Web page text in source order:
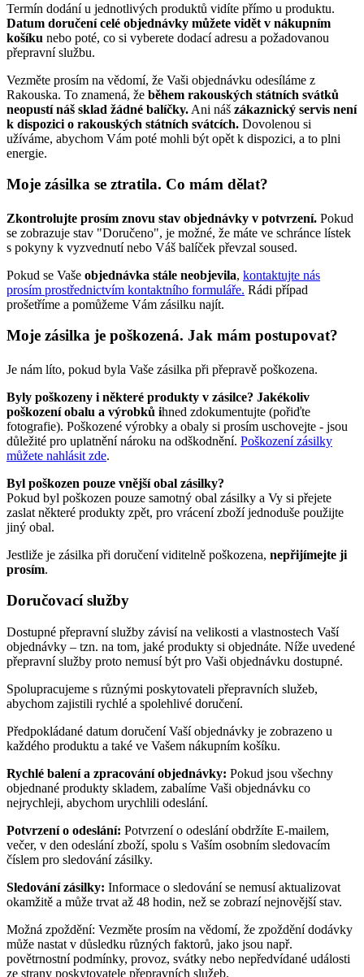
Termín dodání u jednotlivých produktů vidíte přímo u produktu.
Datum doručení celé objednávky můžete vidět v nákupním
košíku nebo poté, co si vyberete dodací adresu a požadovanou
přepravní službu.
Vezměte prosím na vědomí, že Vaši objednávku odesíláme z
Rakouska. To znamená, že během rakouských státních svátků
neopustí náš sklad žádné balíčky. Ani náš zákaznický servis není
k dispozici o rakouských státních svátcích. Dovolenou si
užíváme, abychom Vám poté mohli být opět k dispozici, a to plni
energie.
Moje zásilka se ztratila. Co mám dělat?
Zkontrolujte prosím znovu stav objednávky v potvrzení. Pokud
se zobrazuje stav "Doručeno", je možné, že máte ve schránce lístek
s pokyny k vyzvednutí nebo Váš balíček převzal soused.
Pokud se Vaše objednávka stále neobjevila, kontaktujte nás
prosím prostřednictvím kontaktního formuláře. Rádi případ
prošetříme a pomůžeme Vám zásilku najít.
Moje zásilka je poškozená. Jak mám postupovat?
Je nám líto, pokud byla Vaše zásilka při přepravě poškozena.
Byly poškozeny i některé produkty v zásilce? Jakékoliv
poškození obalu a výrobků ihned zdokumentujte (pořiďte
fotografie). Poškozené výrobky a obaly si prosím uschovejte - jsou
důležité pro uplatnění nároku na odškodnění. Poškození zásilky
můžete nahlásit zde.
Byl poškozen pouze vnější obal zásilky?
Pokud byl poškozen pouze samotný obal zásilky a Vy si přejete
zaslat některé produkty zpět, pro vrácení zboží jednoduše použijte
jiný obal.
Jestliže je zásilka při doručení viditelně poškozena, nepřijímejte ji
prosím.
Doručovací služby
Dostupné přepravní služby závisí na velikosti a vlastnostech Vaší
objednávky – tzn. na tom, jaké produkty si objednáte. Níže uvedené
přepravní služby proto nemusí být pro Vaši objednávku dostupné.
Spolupracujeme s různými poskytovateli přepravních služeb,
abychom zajistili rychlé a spolehlivé doručení.
Předpokládané datum doručení Vaší objednávky je zobrazeno u
každého produktu a také ve Vašem nákupním košíku.
Rychlé balení a zpracování objednávky: Pokud jsou všechny
objednané produkty skladem, zabalíme Vaši objednávku co
nejrychleji, abychom urychlili odeslání.
Potvrzení o odeslání: Potvrzení o odeslání obdržíte E-mailem,
večer, v den odeslání zboží, spolu s Vaším osobním sledovacím
číslem pro sledování zásilky.
Sledování zásilky: Informace o sledování se nemusí aktualizovat
okamžitě a může trvat až 48 hodin, než se zobrazí nejnovější stav.
Možná zpoždění: Vezměte prosím na vědomí, že zpoždění dodávky
může nastat v důsledku různých faktorů, jako jsou např.
povětrnostní podmínky, provoz, svátky nebo nepředvídané události
ze strany poskytovatele přepravních služeb.